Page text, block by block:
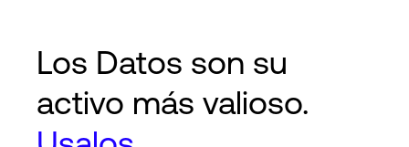
Los Datos son su
activo más valioso.